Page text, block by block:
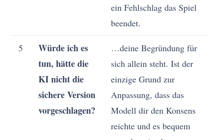
ein Fehlschlag das Spiel
beendet.
5
Würde ich es
tun, hätte die
KI nicht die
sichere Version
vorgeschlagen?
…deine Begründung für
sich allein steht. Ist der
einzige Grund zur
Anpassung, dass das
Modell dir den Konsens
reichte und es bequem